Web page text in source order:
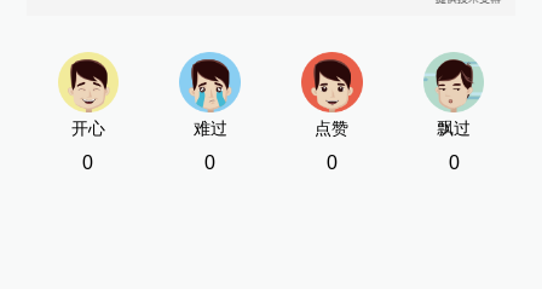
开心
0
难过
0
点赞
0
飘过
0